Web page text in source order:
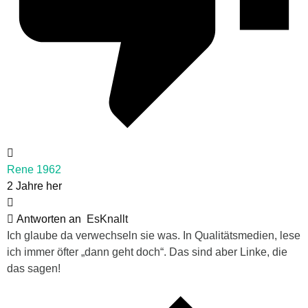
Rene 1962
2 Jahre her
Antworten an
EsKnallt
Ich glaube da verwechseln sie was. In Qualitätsmedien, lese
ich immer öfter „dann geht doch“. Das sind aber Linke, die
das sagen!